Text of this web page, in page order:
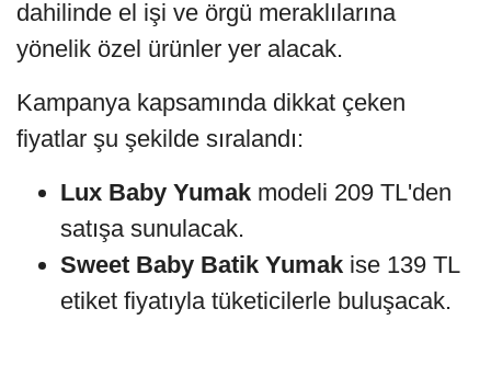
dahilinde el işi ve örgü meraklılarına
yönelik özel ürünler yer alacak.
Kampanya kapsamında dikkat çeken
fiyatlar şu şekilde sıralandı:
Lux Baby Yumak modeli 209 TL'den
satışa sunulacak.
Sweet Baby Batik Yumak ise 139 TL
etiket fiyatıyla tüketicilerle buluşacak.